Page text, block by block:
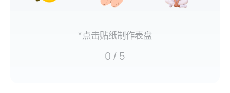
*点击贴纸制作表盘
0 / 5